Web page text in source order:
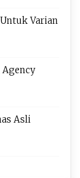
Varian
Agency
Asli